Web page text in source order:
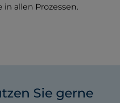
allen Prozessen.
Sie gerne